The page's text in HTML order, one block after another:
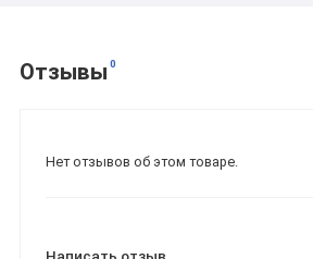
Отзывы 0
Нет отзывов об этом товаре.